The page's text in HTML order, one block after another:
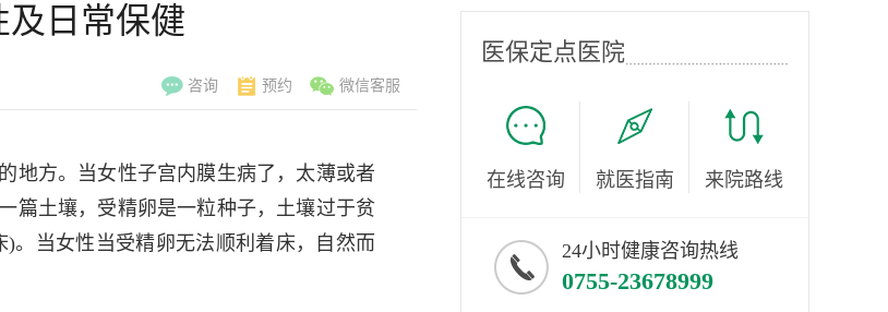
日常保健
咨询 预约 微信客服
地方。当女性子宫内膜生病了，太薄或者
篇土壤，受精卵是一粒种子，土壤过于贫
。当女性当受精卵无法顺利着床，自然而
医保定点医院
在线咨询 就医指南 来院路线
24小时健康咨询热线
0755-23678999